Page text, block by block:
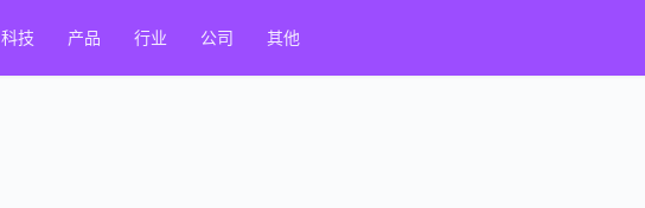
科技 产品 行业 公司 其他